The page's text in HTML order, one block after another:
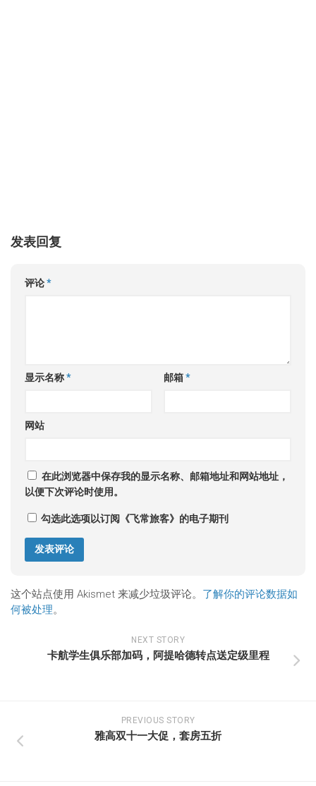
发表回复
评论*
显示名称* 邮箱*
网站
在此浏览器中保存我的显示名称、邮箱地址和网站地址，
以便下次评论时使用。
勾选此选项以订阅《飞常旅客》的电子期刊
这个站点使用 Akismet 来减少垃圾评论。 了解你的评论数据如
何被处理。
NEXT STORY
卡航学生俱乐部加码，阿提哈德转点送定级里程
PREVIOUS STORY
雅高双十一大促，套房五折